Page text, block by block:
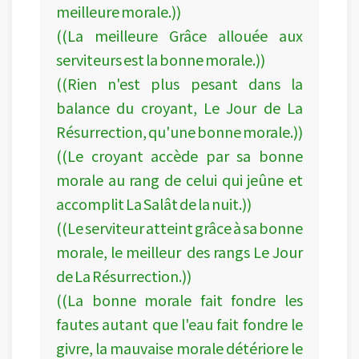
meilleure morale.))
((La meilleure Grâce allouée aux
serviteurs est la bonne morale.))
((Rien n'est plus pesant dans la
balance du croyant, Le Jour de La
Résurrection, qu'une bonne morale.))
((Le croyant accède par sa bonne
morale au rang de celui qui jeûne et
accomplit La Salât de la nuit.))
((Le serviteur atteint grâce à sa bonne
morale, le meilleur des rangs Le Jour
de La Résurrection.))
((La bonne morale fait fondre les
fautes autant que l'eau fait fondre le
givre, la mauvaise morale détériore le